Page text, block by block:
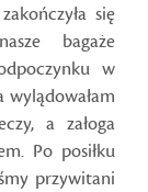
się
bagaże
w
wylądowałam
a załoga
Po posiłku
przywitani